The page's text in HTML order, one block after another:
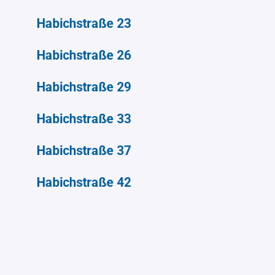
Habichstraße 23
Habichstraße 26
Habichstraße 29
Habichstraße 33
Habichstraße 37
Habichstraße 42